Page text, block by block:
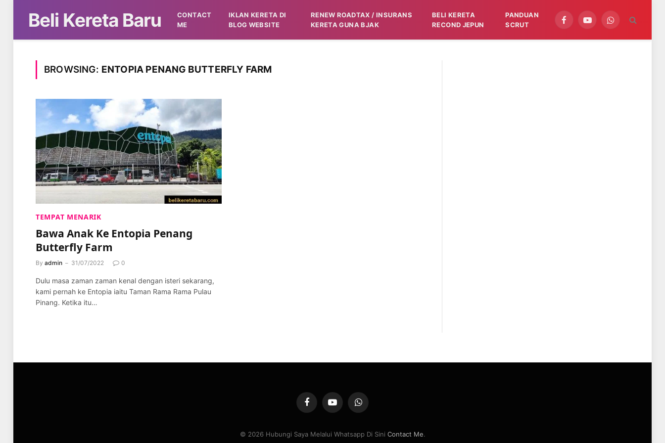
Beli Kereta Baru
CONTACT
ME
IKLAN KERETA DI
BLOG WEBSITE
RENEW ROADTAX / INSURANS
KERETA GUNA BJAK
BELI KERETA
RECOND JEPUN
PANDUAN
SCRUT
FacebookYouTubeWhatsApp
BROWSING: ENTOPIA PENANG BUTTERFLY FARM
TEMPAT MENARIK
Bawa Anak Ke Entopia Penang
Butterfly Farm
By admin 31/07/2022 0
Dulu masa zaman zaman kenal dengan isteri sekarang,
kami pernah ke Entopia iaitu Taman Rama Rama Pulau
Pinang. Ketika itu…
FacebookYouTubeWhatsApp
© 2026 Hubungi Saya Melalui Whatsapp Di Sini Contact Me.